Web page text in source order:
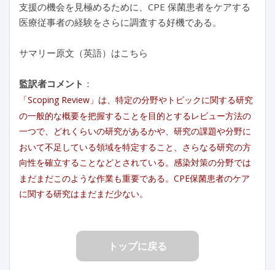
支援の機会を見極めるために、CPE 保菌患者をケアする
医療従事者の経験をさらに調査する好機である。
サマリー原文（英語）はこちら
監訳者コメント ：
「Scoping Review」は、特定の分野やトピックに関する研究
の一般的な概要を把握することを目的とするレビュー方法の
一つで、どれくらいの研究があるかや、研究の課題や分野に
おいて不足している領域を特定すること、さらなる研究の方
向性を確立することなどとされている。感染対策の分野では
まだまだこのような作業も重要である。CPE保菌患者のケア
に関する研究はまだまだ少ない。
トップに戻る